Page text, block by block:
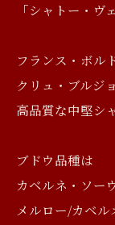
「シャトー・ヴ
フランス・ボル
クリュ・ブルジ
高品質な中堅シ
ブドウ品種は
カベルネ・ソー
メルロー/カベ